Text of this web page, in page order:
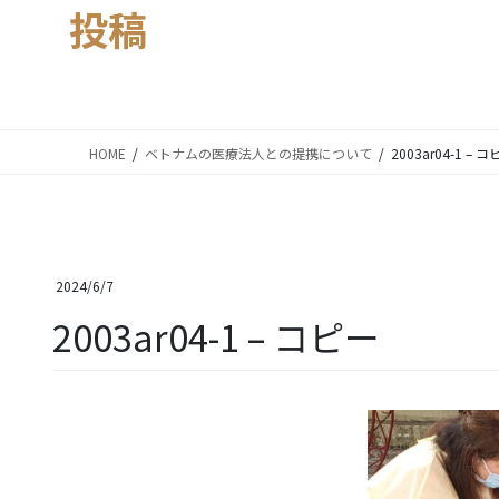
投稿
HOME ベトナムの医療法人との提携について 2003ar04-1 – コ
2024/6/7
2003ar04-1 – コピー